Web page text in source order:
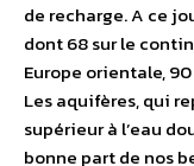
de recharge. A ce
dont 68 sur le
Europe orientale,
Les aquifères, qui
supérieur à l’eau
bonne part de nos